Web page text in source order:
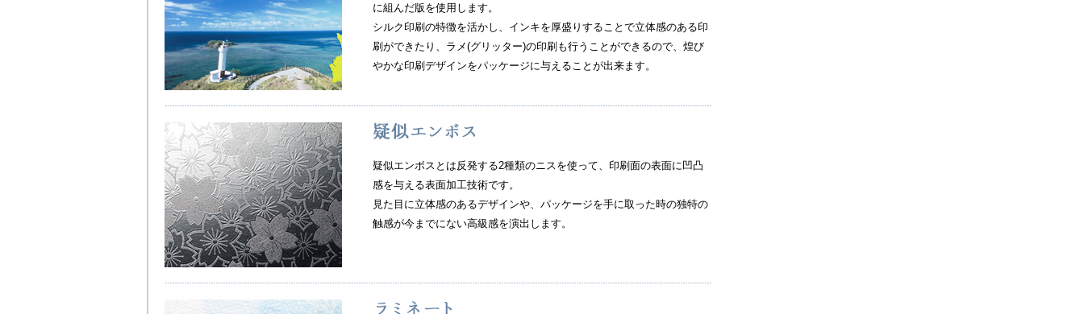
に組んだ版を使用します。
シルク印刷の特徴を活かし、インキを厚盛りすることで立体感のある印
刷ができたり、ラメ(グリッター)の印刷も行うことができるので、煌び
やかな印刷デザインをパッケージに与えることが出来ます。
疑似エンボスとは反発する2種類のニスを使って、印刷面の表面に凹凸
感を与える表面加工技術です。
見た目に立体感のあるデザインや、パッケージを手に取った時の独特の
触感が今までにない高級感を演出します。